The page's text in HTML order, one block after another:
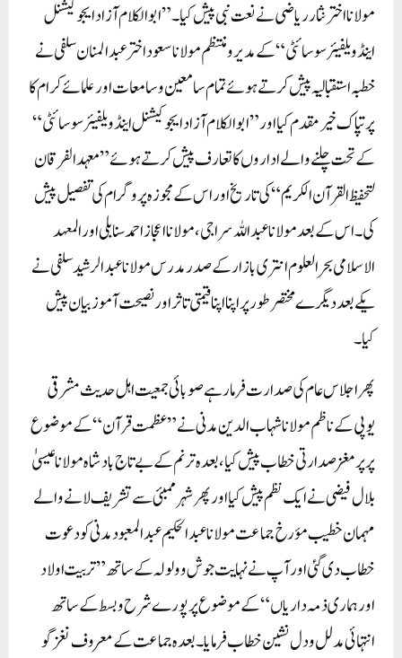
مولانا اختر نثار ریاضی نے نعت نبی پیش کیا۔ ”ابو الکلام آزاد ایجوکیشنل
اینڈ ویلفیئر سوسائٹی“ کے مدیر و منتظم مولانا سعود اختر عبد المنان سلفی نے
خطبہ استقبالیہ پیش کرتے ہوئے تمام سامعین و سامعات اور علمائے کرام کا
پر تپاک خیر مقدم کیا اور ”ابو الکلام آزاد ایجوکیشنل اینڈ ویلفیئر سوسائٹی“
کے تحت چلنے والے اداروں کا تعارف پیش کرتے ہوئے ”معہد الفرقان
لتحفیظ القرآن الکریم“ کی تاریخ اور اس کے مجوزہ پروگرام کی تفصیل پیش
کی۔ اس کے بعد مولانا عبد اللہ سراجی، مولانا اعجاز احمد سنابلی اور المعہد
الاسلامی بحر العلوم انتری بازار کے صدر مدرس مولانا عبد الرشید سلفی نے
یکے بعد دیگرے مختصر طور پر اپنا اپنا قیمتی تاثر اور نصیحت آموز بیان پیش
کیا۔
پھر اجلاس عام کی صدارت فرما رہے صوبائی جمعیت اہل حدیث مشرقی
یوپی کے ناظم مولانا شہاب الدین مدنی نے ”عظمت قرآن“ کے موضوع
پر پر مغز صدارتی خطاب پیش کیا، بعدہ ترنم کے بے تاج بادشاہ مولانا عیسیٰ
بلال فیضی نے ایک نظم پیش کیا اور پھر شہر ممبئی سے تشریف لانے والے
مہمان خطیب مؤرخ جماعت مولانا عبد الحکیم عبد المعبود مدنی کو دعوت
خطاب دی گئی اور آپ نے نہایت جوش و ولولہ کے ساتھ ”تربیت اولاد
اور ہماری ذمہ داریاں“ کے موضوع پر پورے شرح و بسط کے ساتھ
انتہائی مدلل و دل نشین خطاب فرمایا۔ بعدہ جماعت کے معروف نغز گو